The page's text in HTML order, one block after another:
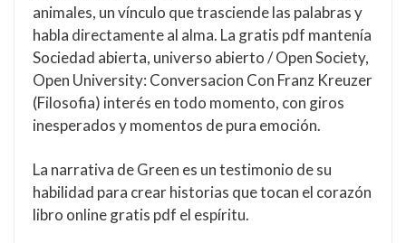
animales, un vínculo que trasciende las palabras y
habla directamente al alma. La gratis pdf mantenía
Sociedad abierta, universo abierto / Open Society,
Open University: Conversacion Con Franz Kreuzer
(Filosofia) interés en todo momento, con giros
inesperados y momentos de pura emoción.
La narrativa de Green es un testimonio de su
habilidad para crear historias que tocan el corazón
libro online​ gratis pdf el espíritu.